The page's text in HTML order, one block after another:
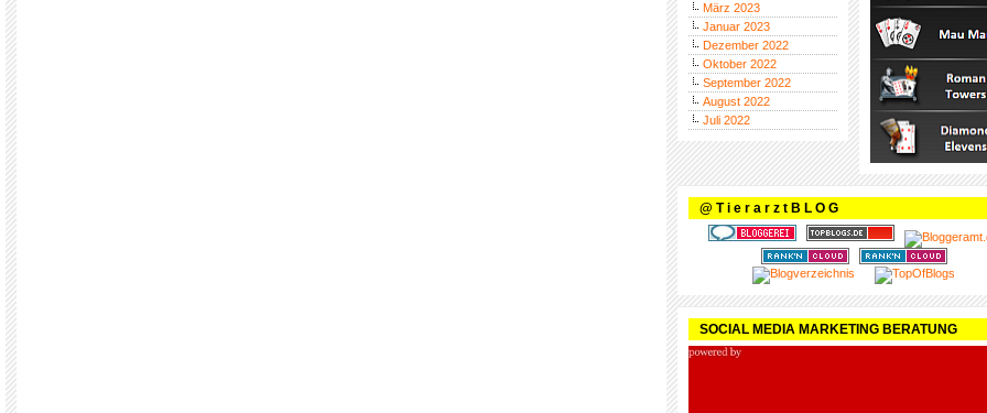
März 2023
Januar 2023
Dezember 2022
Oktober 2022
September 2022
August 2022
Juli 2022
@ T i e r a r z t B L O G
SOCIAL MEDIA MARKETING BERATUNG